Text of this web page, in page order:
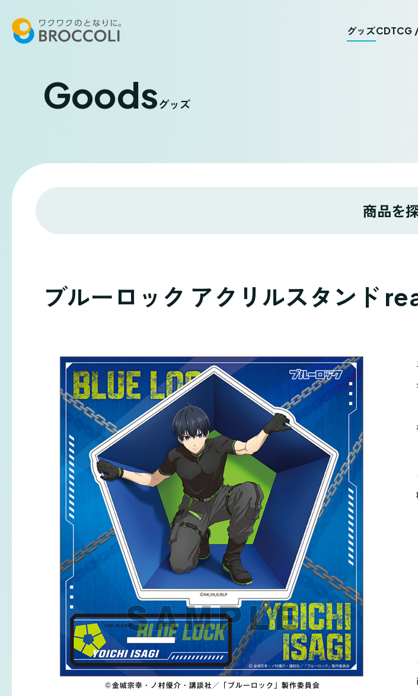
グッズCDTCG
Goodsグッズ
商品を
ブルーロック アクリルスタンド